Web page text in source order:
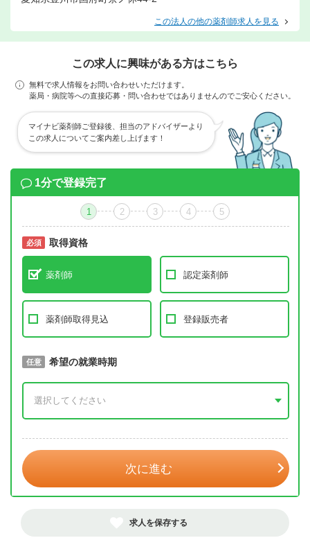
この法人の他の薬剤師求人を見る
この求人に興味がある方はこちら
無料で求人情報をお問い合わせいただけます。
薬局・病院等への直接応募・問い合わせではありませんのでご安心ください。
マイナビ薬剤師ご登録後、担当のアドバイザーより
この求人についてご案内差し上げます！
1分で登録完了
1 2 3 4 5
必須 取得資格
薬剤師 認定薬剤師
薬剤師取得見込 登録販売者
必須 取得予定年
任意 希望の就業時期
次に進む
求人を保存する